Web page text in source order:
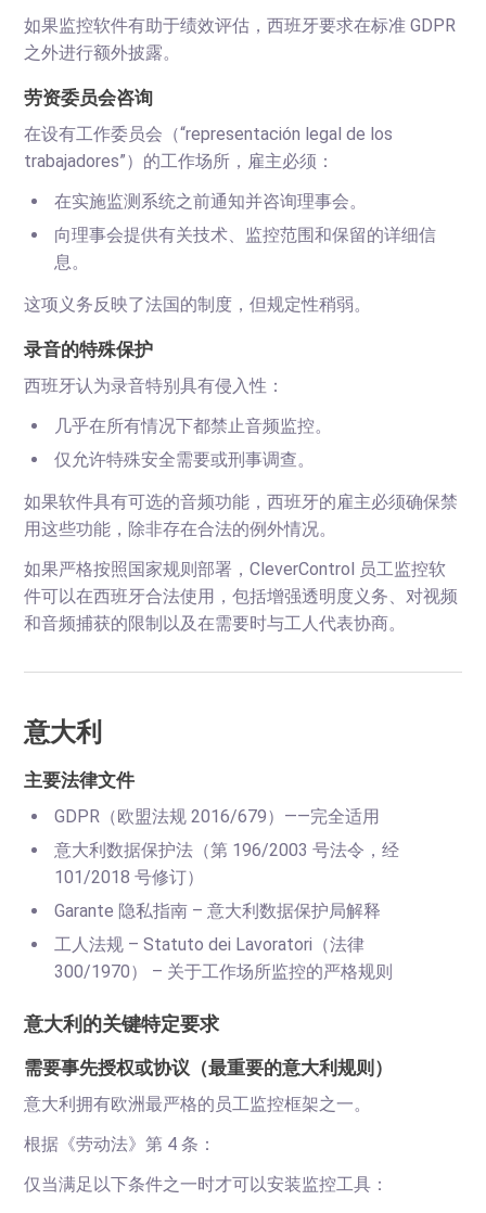
如果监控软件有助于绩效评估，西班牙要求在标准 GDPR
之外进行额外披露。
劳资委员会咨询
在设有工作委员会（“representación legal de los
trabajadores”）的工作场所，雇主必须：
在实施监测系统之前通知并咨询理事会。
向理事会提供有关技术、监控范围和保留的详细信
息。
这项义务反映了法国的制度，但规定性稍弱。
录音的特殊保护
西班牙认为录音特别具有侵入性：
几乎在所有情况下都禁止音频监控。
仅允许特殊安全需要或刑事调查。
如果软件具有可选的音频功能，西班牙的雇主必须确保禁
用这些功能，除非存在合法的例外情况。
如果严格按照国家规则部署，CleverControl 员工监控软
件可以在西班牙合法使用，包括增强透明度义务、对视频
和音频捕获的限制以及在需要时与工人代表协商。
意大利
主要法律文件
GDPR（欧盟法规 2016/679）——完全适用
意大利数据保护法（第 196/2003 号法令，经
101/2018 号修订）
Garante 隐私指南 – 意大利数据保护局解释
工人法规 – Statuto dei Lavoratori（法律
300/1970） – 关于工作场所监控的严格规则
意大利的关键特定要求
需要事先授权或协议（最重要的意大利规则）
意大利拥有欧洲最严格的员工监控框架之一。
根据《劳动法》第 4 条：
仅当满足以下条件之一时才可以安装监控工具：